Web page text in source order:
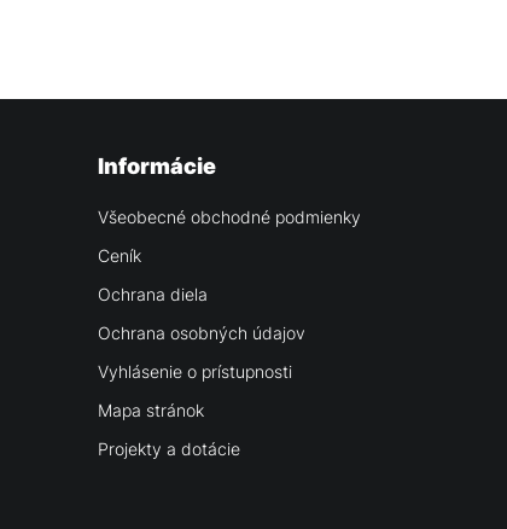
Informácie
Všeobecné obchodné podmienky
Ceník
Ochrana diela
Ochrana osobných údajov
Vyhlásenie o prístupnosti
Mapa stránok
Projekty a dotácie